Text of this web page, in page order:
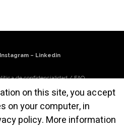
Instagram – Linkedin
de confidencialidad/FAQ
las obras son © Carlos Cruz-Diez /
on this site, you accept
on your computer, in
policy. More information